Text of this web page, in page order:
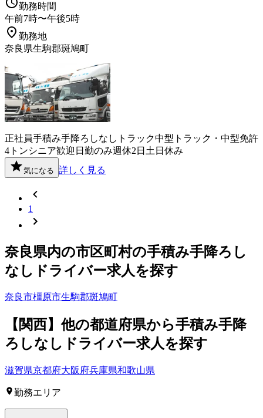
勤務時間
午前7時〜午後5時
勤務地
奈良県生駒郡斑鳩町
正社員手積み手降ろしなし トラック中型トラック・中型免許
4トンシニア歓迎 日勤のみ週休2日 土日休み
気になる 詳しく見る
1
奈良県内の市区町村の手積み手降ろし
なし ドライバー求人を探す
奈良市橿原市生駒郡斑鳩町
【 関西】他の都道府県から手積み手降
ろしなしドライバー求人を探す
滋賀県京都府大阪府兵庫県和歌山県
勤務エリア